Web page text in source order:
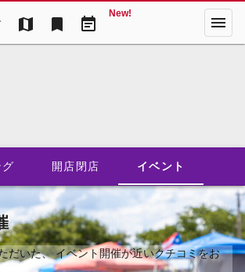
map bookmark event_note
New! menu
開店閉店 イベント
だいた、イベント開催が近いクチコミをお